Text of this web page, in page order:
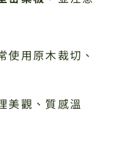
使用原木裁切、
美觀、質感溫